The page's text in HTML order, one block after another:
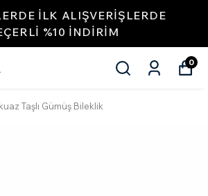
İLK ALIŞVERIŞLERDE
%10 INDIRIM
0
Taşlı Gümüş Bileklik